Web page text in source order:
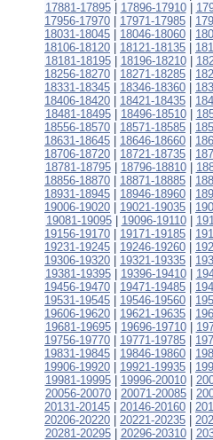
17881-17895| 17896-17910|
17956-17970
17971-17985
18031-18045
18046-18060
18106-18120
18121-18135
18181-18195| 18196-18210|
18256-18270
18271-18285
18331-18345
18346-18360
18406-18420
18421-18435
18481-18495| 18496-18510|
18556-18570
18571-18585
18631-18645
18646-18660
18706-18720
18721-18735
18781-18795| 18796-18810|
18856-18870
18871-18885
18931-18945
18946-18960
19006-19020
19021-19035
19081-19095| 19096-19110|
19156-19170
19171-19185
19231-19245
19246-19260
19306-19320
19321-19335
19381-19395| 19396-19410|
19456-19470
19471-19485
19531-19545
19546-19560
19606-19620
19621-19635
19681-19695| 19696-19710|
19756-19770
19771-19785
19831-19845
19846-19860
19906-19920
19921-19935
19981-19995| 19996-20010|
20056-20070
20071-20085
20131-20145
20146-20160
20206-20220
20221-20235
20281-20295| 20296-20310|